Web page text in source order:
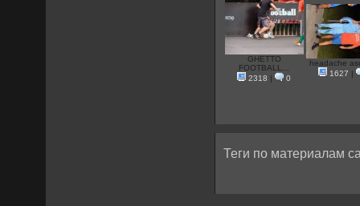
GHETTO
FOOTBALL...
2318
| 0
headache
1627
|
Теги по материалам